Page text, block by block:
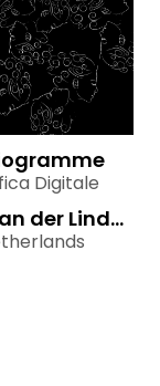
Digitale
Joop van der Linden